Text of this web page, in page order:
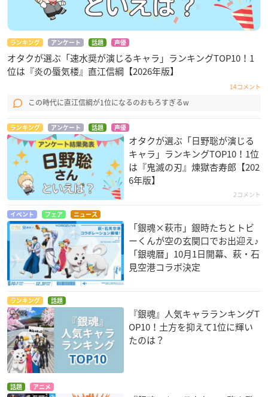
ランキング アンケート 話題 声優
オタクが選ぶ「速水奨が演じるキャラ」ランキングTOP10！1
位は『炎の蜃気楼』直江信綱【2026年版】
14コメント
この時代に直江信綱が1位になるのおもろすぎるw
ランキング アンケート 話題 声優
オタクが選ぶ「日野聡が演じる
キャラ」ランキングTOP10！1位
は『鬼滅の刃』煉󠄁獄杏寿郎【202
6年版】
2コメント
イベント フェア ニュース
「銀魂×萩市」銀時たちとトビ
ーくんが空の玄関口でお出迎え♪
「銀魂暦」10月1日開幕、萩・石
見空港コラボ決定
ランキング 話題
『銀魂』人気キャラランキングT
OP10！土方を抑えて1位に輝い
たのは？
話題 アニメ